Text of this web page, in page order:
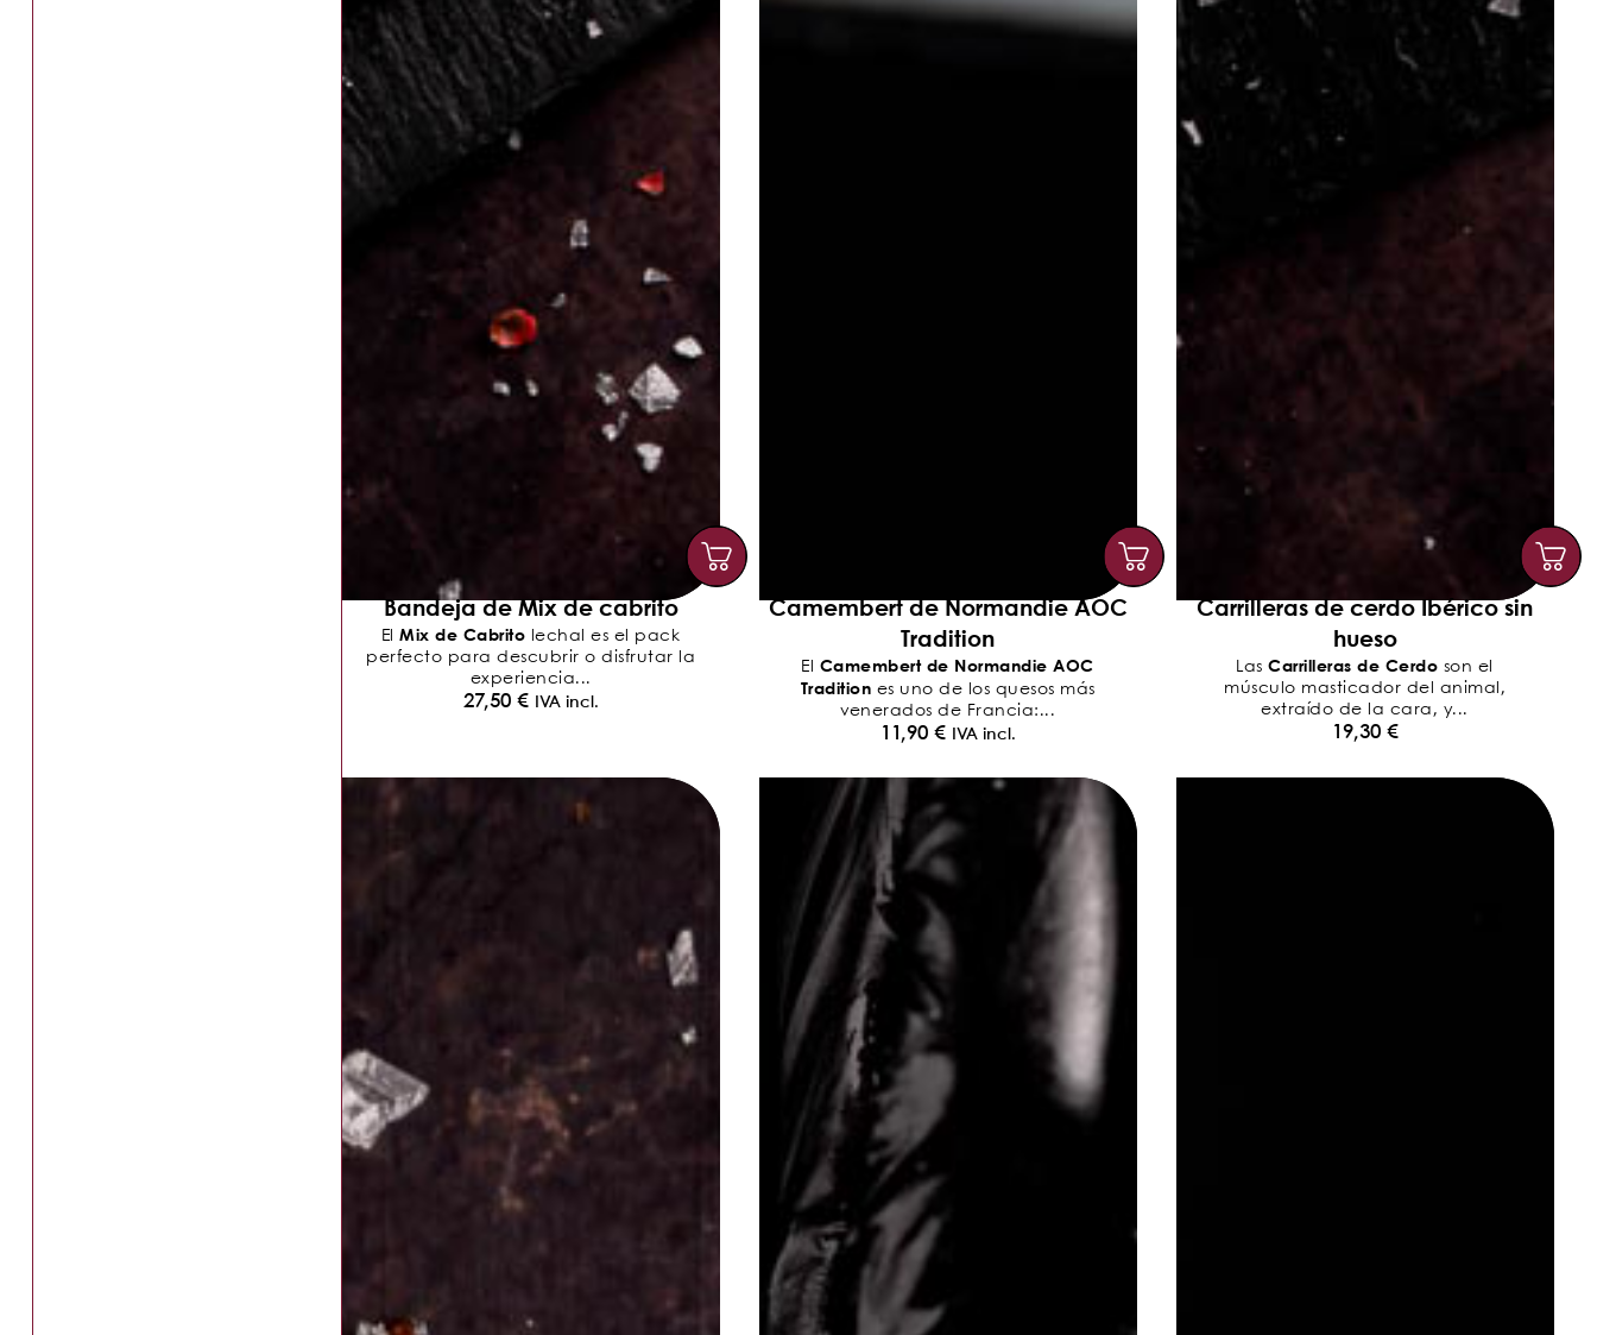
Bandeja de Mix de cabrito
ElMix de Cabrito lechal es el pack
perfecto para descubrir o disfrutar la
experiencia...
27,50 € IVA incl.
Camembert de Normandie AOC
Tradition
El Camembert de Normandie AOC
Tradition es uno de los quesos más
venerados de Francia:...
11,90 € IVA incl.
Carrilleras de cerdo Ibérico sin
hueso
LasCarrilleras de Cerdo son el
músculo masticador del animal,
extraído de la cara, y...
19,30 €